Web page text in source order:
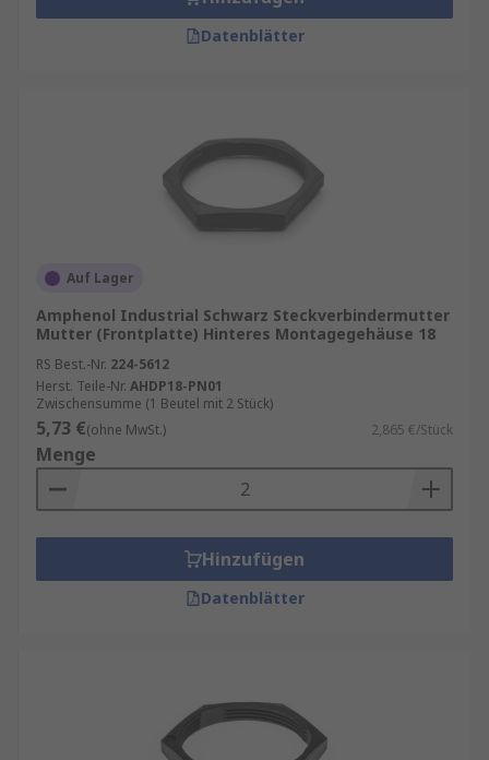
Datenblätter
Auf Lager
Amphenol Industrial Schwarz Steckverbindermutter
Mutter (Frontplatte) Hinteres Montagegehäuse 18
RS Best.-Nr. 224-5612
Herst. Teile-Nr. AHDP18-PN01
Zwischensumme (1 Beutel mit 2 Stück)
5,73 €(ohne MwSt.) 2,865 €/Stück
Menge
Hinzufügen
Datenblätter